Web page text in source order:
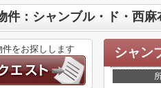
件：シャンブル・ド・西麻
シャン
をお探しします